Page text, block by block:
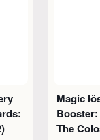
Magic
The